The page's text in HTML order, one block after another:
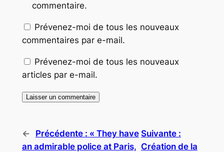
commentaire.
Prévenez-moi de tous les nouveaux
commentaires par e-mail.
Prévenez-moi de tous les nouveaux
articles par e-mail.
← Précédente : « They have
an admirable police at Paris,
Suivante :
Création de la